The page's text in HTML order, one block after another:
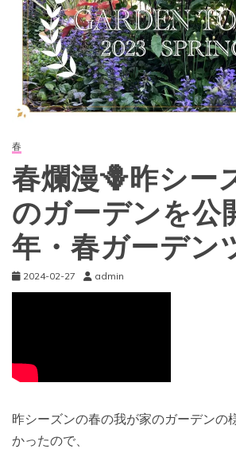
春
春爛漫🪻昨シー
のガーデンを公
年・春ガーデン
2024-02-27 admin
昨シーズンの春の我が家のガーデンの
かったので、